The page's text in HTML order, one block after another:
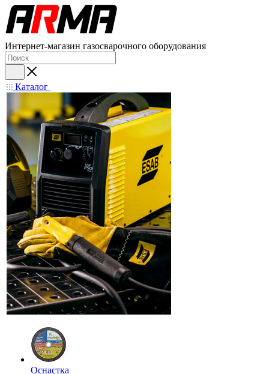
Интернет-магазин газосварочного оборудования
Каталог
Оснастка